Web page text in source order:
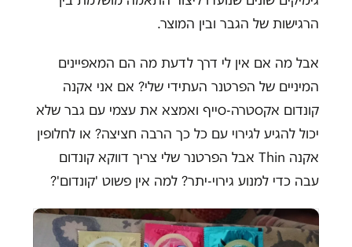
הרגישות של הגבר ובין המוצר.
אבל מה אם אין לי דרך לדעת מה הם המאפיינים
המיניים של הפרטנר העתידי שלי? אם אני אקנה
קונדום אקסטרה-סייף ואמצא את עצמי עם גבר שלא
יכול להגיע לגירוי עם כל כך הרבה חציצה? או לחלופין
אקנה Thin אבל הפרטנר שלי צריך דווקא קונדום
עבה כדי למנוע גירוי-יתר? למה אין פשוט 'קונדום'?